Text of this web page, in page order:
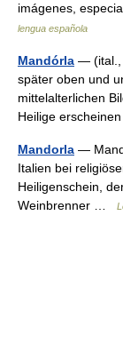
imágenes,
lengua española
Mandórla — (ital.,
später oben und
mittelalterlichen
Heilige
Mandorla —
Italien bei
Heiligenschein,
Weinbrenner …